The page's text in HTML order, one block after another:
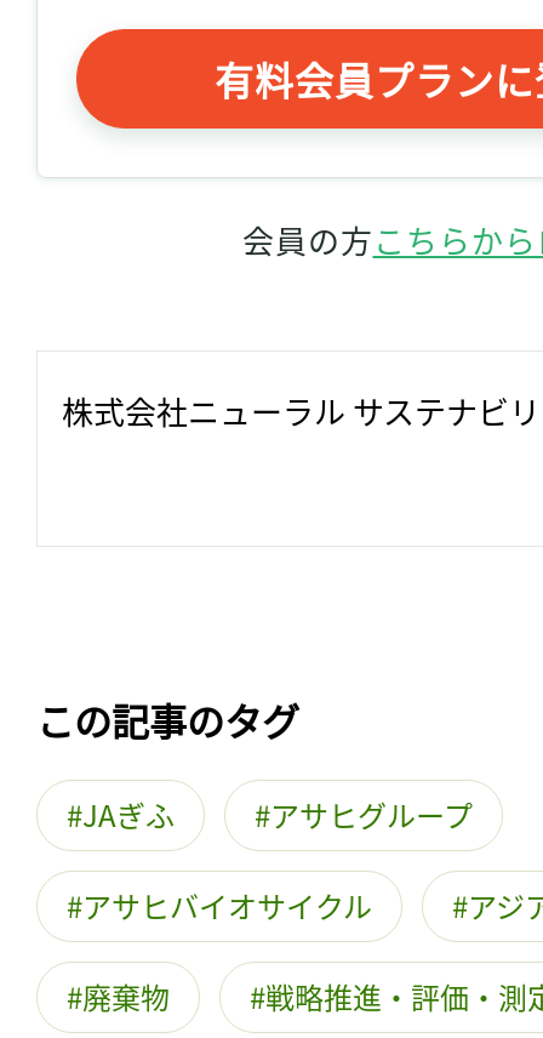
有料会員プラン
会員の方こちらか
株式会社ニューラル サステナビ
この記事のタグ
JAぎふ アサヒグループ
アサヒバイオサイクル アジ
廃棄物 戦略推進・評価・測